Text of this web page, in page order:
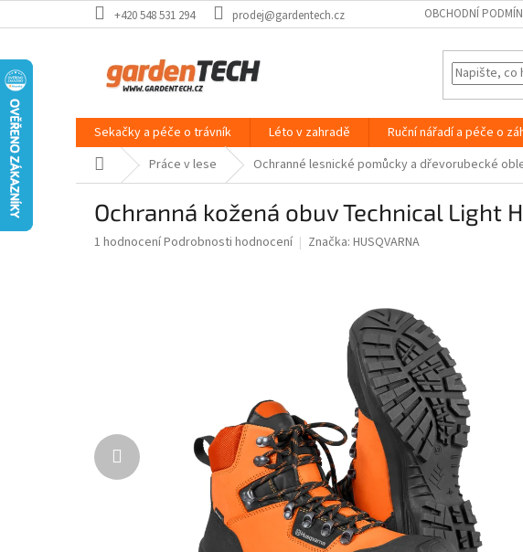
na
+420 548 531 294 prodej@gardentech.cz OBCHODNÍ
Sekačky a péče o trávník Léto v zahradě Ruční nářadí a péče o
Domů Práce v lese Ochranné lesnické pomůcky a dřevorubecké
Ochranná kožená obuv Technical Light
Průměrné
1 hodnoceníPodrobnosti hodnocení Značka: HUSQVARNA